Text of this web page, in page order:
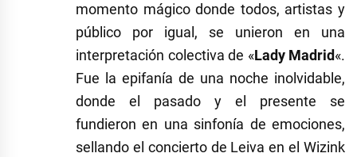
momento mágico donde todos, artistas y
público por igual, se unieron en una
interpretación colectiva de «Lady Madrid«.
Fue la epifanía de una noche inolvidable,
donde el pasado y el presente se
fundieron en una sinfonía de emociones,
sellando el concierto de Leiva en el Wizink